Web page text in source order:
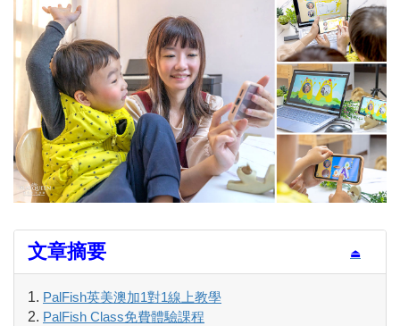
⏏
文章摘要
PalFish英美澳加1對1線上教學
PalFish Class免費體驗課程